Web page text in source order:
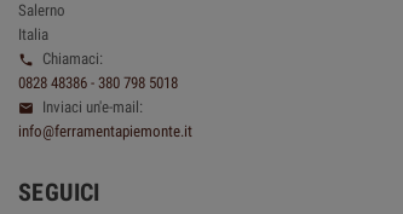
Salerno
Italia

Chiamaci:
0828 48386 - 380 798 5018

Inviaci un'e-mail:
info@ferramentapiemonte.it
SEGUICI